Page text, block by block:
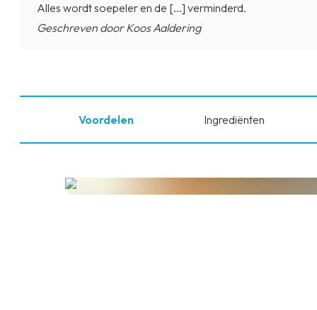
Alles wordt soepeler en de [...] verminderd.
Geschreven door Koos Aaldering
Voordelen Ingrediënten